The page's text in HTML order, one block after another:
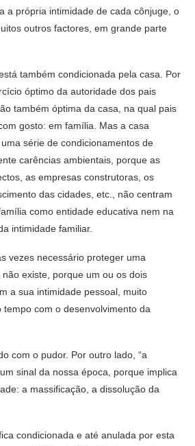
a própria intimidade de cada cônjuge, o
outros factores, em grande parte
também condicionada pela casa. Por
óptimo da autoridade dos pais
também óptima da casa, na qual pais
gosto: em família. Mas a casa
série de condicionamentos de
carências ambientais, porque as
as empresas construtoras, os
das cidades, etc., não centram
como entidade educativa nem na
intimidade familiar.
vezes necessário proteger uma
existe, porque um ou os dois
a sua intimidade pessoal, muito
tempo com o desenvolvimento da
com o pudor. Por outro lado, “a
sinal da nossa época, porque implica
a massificação, a dissolução da
condicionada e até anulada por esta